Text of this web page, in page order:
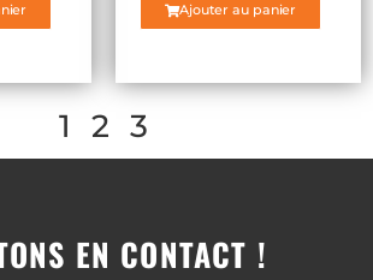
Ajouter au panier
1 2 3
EN CONTACT !